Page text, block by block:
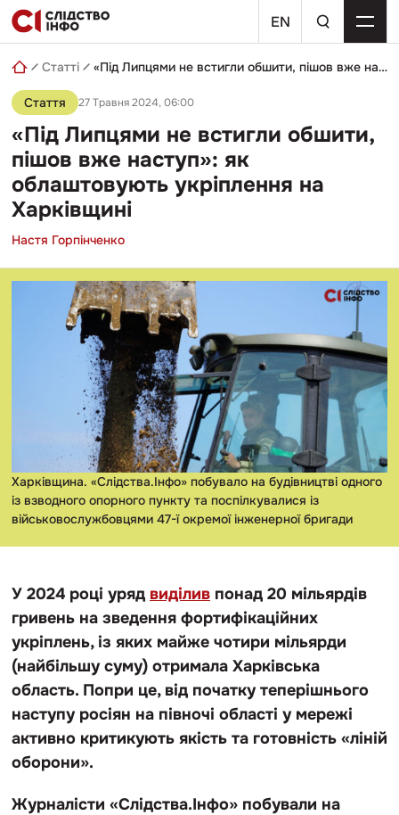
Skip
to
content
EN
пошуковий
запит
Статті «Під Липцями не встигли обшити, пішов вже наступ»: як облаштовують укріплення на Харківщині
Стаття 27 Травня 2024, 06:00
«Під Липцями не встигли обшити,
пішов вже наступ»: як
облаштовують укріплення на
Харківщині
Настя Горпінченко
Харківщина. «Слідства.Інфо» побувало на будівництві одного
із взводного опорного пункту та поспілкувалися із
військовослужбовцями 47-ї окремої інженерної бригади
У 2024 році уряд виділив понад 20 мільярдів
гривень на зведення фортифікаційних
укріплень, із яких майже чотири мільярди
(найбільшу суму) отримала Харківська
область. Попри це, від початку теперішнього
наступу росіян на півночі області у мережі
активно критикують якість та готовність «ліній
оборони».
Журналісти «Слідства.Інфо» побували на